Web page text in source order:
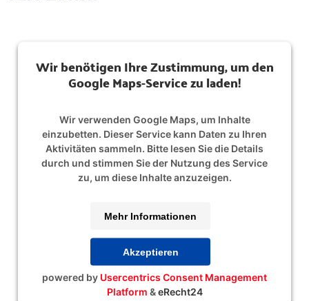
Wir benötigen Ihre Zustimmung, um den
Google Maps-Service zu laden!
Wir verwenden Google Maps, um Inhalte
einzubetten. Dieser Service kann Daten zu Ihren
Aktivitäten sammeln. Bitte lesen Sie die Details
durch und stimmen Sie der Nutzung des Service
zu, um diese Inhalte anzuzeigen.
Mehr Informationen
Akzeptieren
powered by Usercentrics Consent Management
Platform &eRecht24